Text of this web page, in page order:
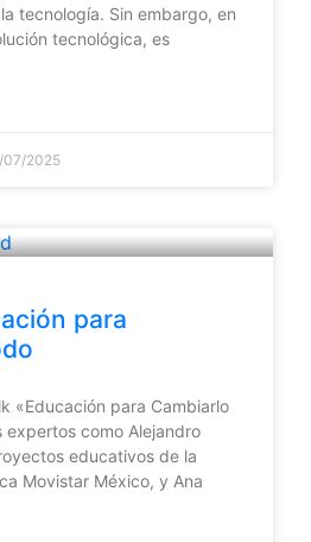
tecnología. Sin embargo, en
tecnológica, es
07/2025
para
«Educación para Cambiarlo
expertos como Alejandro
educativos de la
Movistar México, y Ana